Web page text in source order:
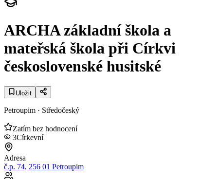
ARCHA základní škola a
mateřská škola při Církvi
československé husitské
Uložit
Petroupim · Středočeský
Zatím bez hodnocení
3Církevní
Adresa
č.p. 74, 256 01 Petroupim